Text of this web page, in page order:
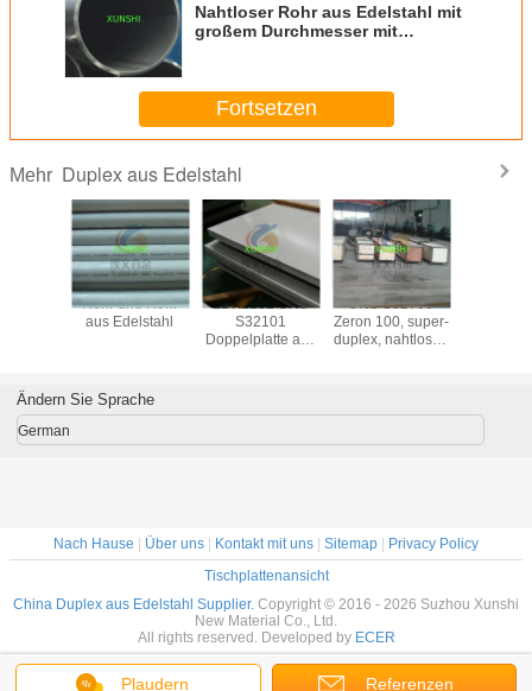
Nahtloser Rohr aus Edelstahl mit
großem Durchmesser mit
Fortsetzen
Mehr Duplex aus Edelstahl
Rohr und Rohr
aus Edelstahl
LDX2101 UNS
S32101
Doppelplatte aus
UNS S32760
Zeron 100, super-
duplex, nahtloses
Plaudern Referenzen
Ändern Sie Sprache
German
Nach Hause | Über uns | Kontakt mit uns | Sitemap | Privacy Policy
Tischplattenansicht
China Duplex aus Edelstahl Supplier. Copyright © 2016 - 2026 Suzhou Xunshi
New Material Co., Ltd.
All rights reserved. Developed by ECER